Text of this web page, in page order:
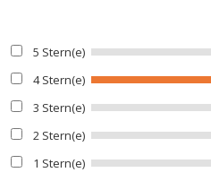
5 Stern(e)
4 Stern(e)
3 Stern(e)
2 Stern(e)
1 Stern(e)